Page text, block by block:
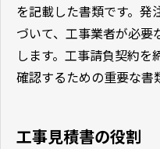
を記載した書類です。発
づいて、工事業者が必
します。工事請負契約
確認するための重要な書
工事見積書の役割